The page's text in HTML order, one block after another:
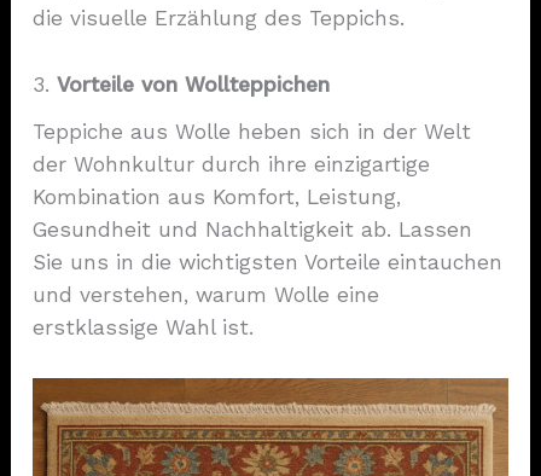
die visuelle Erzählung des Teppichs.
3. Vorteile von Wollteppichen
Teppiche aus Wolle heben sich in der Welt
der Wohnkultur durch ihre einzigartige
Kombination aus Komfort, Leistung,
Gesundheit und Nachhaltigkeit ab. Lassen
Sie uns in die wichtigsten Vorteile eintauchen
und verstehen, warum Wolle eine
erstklassige Wahl ist.